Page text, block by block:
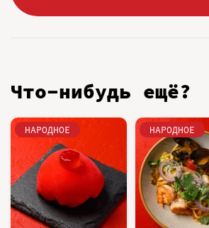
Что-нибудь ещё?
НАРОДНОЕ НАРОДНОЕ